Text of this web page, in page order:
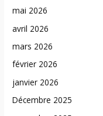
mai 2026
avril 2026
mars 2026
février 2026
janvier 2026
Décembre 2025